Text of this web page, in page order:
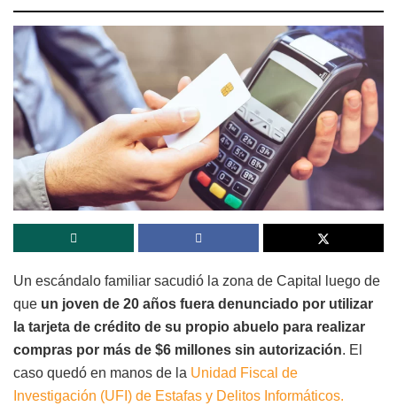
Un escándalo familiar sacudió la zona de Capital luego de
que un joven de 20 años fuera denunciado por utilizar
la tarjeta de crédito de su propio abuelo para realizar
compras por más de $6 millones sin autorización. El
caso quedó en manos de la Unidad Fiscal de
Investigación (UFI) de Estafas y Delitos Informáticos.